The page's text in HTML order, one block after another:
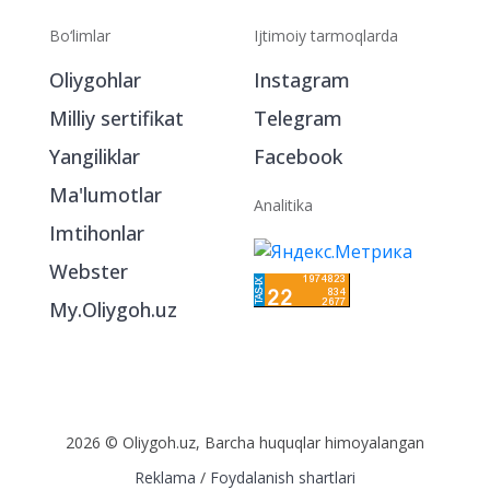
Bo‘limlar
Oliygohlar
Milliy sertifikat
Yangiliklar
Ma'lumotlar
Imtihonlar
Webster
My.Oliygoh.uz
Ijtimoiy tarmoqlarda
Instagram
Telegram
Facebook
Analitika
2026 © Oliygoh.uz, Barcha huquqlar himoyalangan
Reklama / Foydalanish shartlari